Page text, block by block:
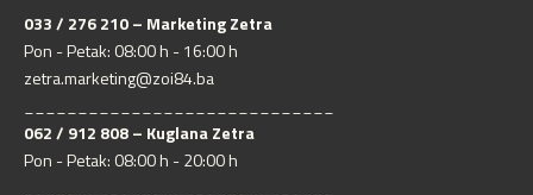
033 / 276 210 – Marketing Zetra
Pon - Petak: 08:00 h - 16:00 h
zetra.marketing@zoi84.ba
062 / 912 808 – Kuglana Zetra
Pon - Petak: 08:00 h - 20:00 h